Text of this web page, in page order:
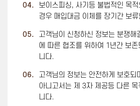
04.
보이스피싱, 사기등 불법적인 목
경우 매입대금 이체를 장기간 보
05.
고객님이 신청하신 정보는 분쟁해
에 따른 협조를 위하여 1년간 보
니다.
06.
고객님의 정보는 안전하게 보호되
아니고서는 제 3자 제공등 다른
니다.